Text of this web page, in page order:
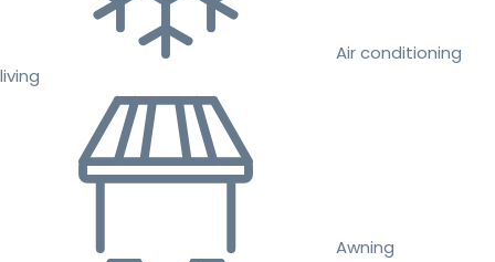
Air conditioning
living
Awning